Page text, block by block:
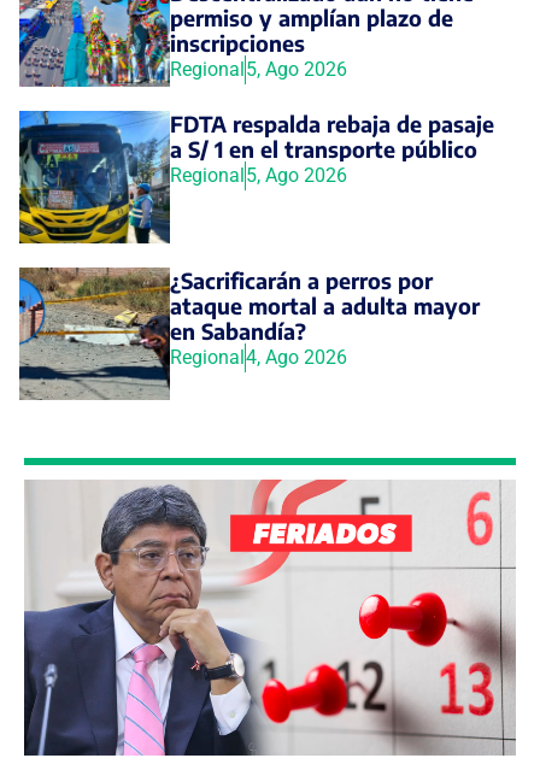
permiso y amplían plazo de
inscripciones
Regional5, Ago 2026
FDTA respalda rebaja de pasaje
a S/ 1 en el transporte público
Regional5, Ago 2026
¿Sacrificarán a perros por
ataque mortal a adulta mayor
en Sabandía?
Regional4, Ago 2026